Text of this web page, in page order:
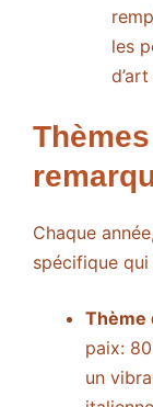
les
Chaque
spécifique
Thème
paix:
un